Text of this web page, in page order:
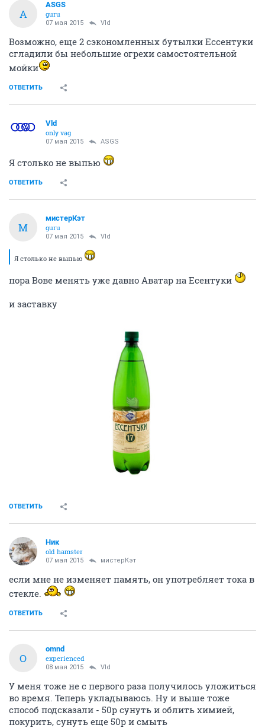
A
ASGS
guru
07 мая 2015 Vld
Возможно, еще 2 сэкономленных бутылки Ессентуки
сгладили бы небольшие огрехи самостоятельной
мойки
ОТВЕТИТЬ
Vld
only vag
07 мая 2015 ASGS
Я столько не выпью
ОТВЕТИТЬ
М
мистерКэт
guru
07 мая 2015 Vld
Я столько не выпью
пора Вове менять уже давно Аватар на Есентуки
и заставку
ОТВЕТИТЬ
Ник
old hamster
07 мая 2015 мистерКэт
если мне не изменяет память, он употребляет тока в
стекле.
ОТВЕТИТЬ
O
omnd
experienced
08 мая 2015 Vld
У меня тоже не с первого раза получилось уложиться
во время. Теперь укладываюсь. Ну и выше тоже
способ подсказали - 50р сунуть и облить химией,
покурить, сунуть еще 50р и смыть